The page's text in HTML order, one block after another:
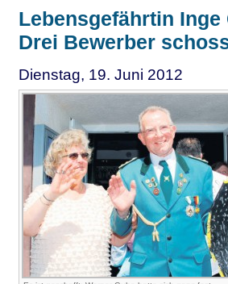
Lebensgefährtin
Drei Bewerber
Dienstag, 19. Juni 2012